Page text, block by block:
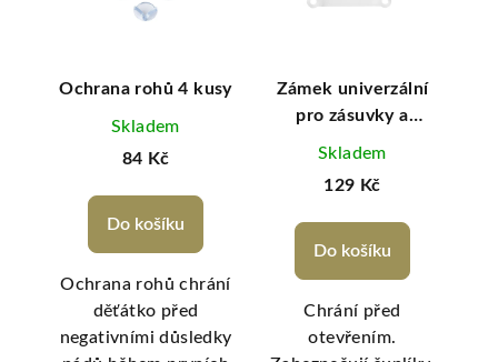
Ochrana rohů 4 kusy
Skladem
84 Kč
Do košíku
Ochrana rohů chrání
děťátko před
negativními důsledky
Zámek univerzální
pro zásuvky a
chladničky - bílý
Skladem
129 Kč
Do košíku
Chrání před
otevřením.